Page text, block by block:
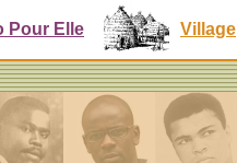
Pour Elle Village